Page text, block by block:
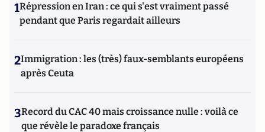
1Répression en Iran : ce qui s'est vraiment passé
pendant que Paris regardait ailleurs
2Immigration : les (très) faux-semblants européens
après Ceuta
3Record du CAC 40 mais croissance nulle : voilà ce
que révèle le paradoxe français